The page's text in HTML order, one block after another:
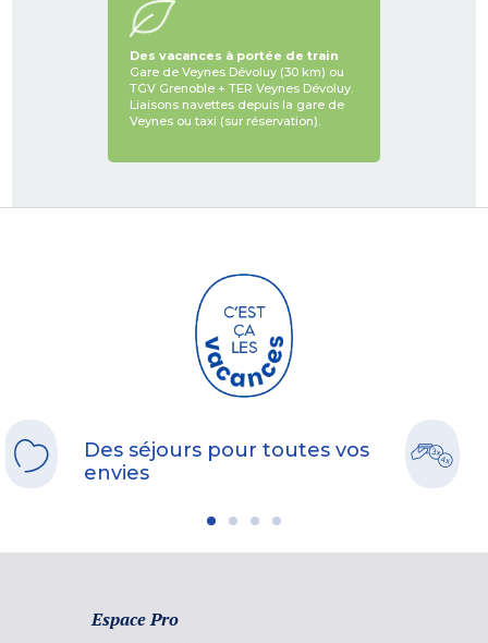
Des vacances à portée de train
Gare de Veynes Dévoluy (30 km) ou
TGV Grenoble + TER Veynes Dévoluy.
Liaisons navettes depuis la gare de
Veynes ou taxi (sur réservation).
Des séjours pour toutes vos
envies
Espace Pro